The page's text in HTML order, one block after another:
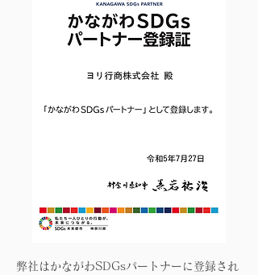
弊社はかながわSDGsパートナーに登録され